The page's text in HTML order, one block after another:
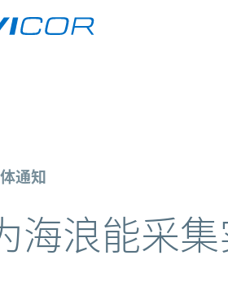
a sea change in
通知
海浪能采